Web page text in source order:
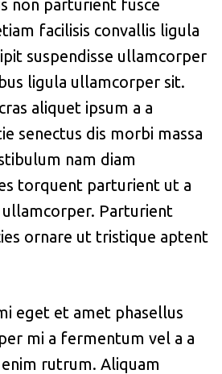
non parturient fusce
facilisis convallis ligula
suspendisse ullamcorper
ligula ullamcorper sit.
aliquet ipsum a a
senectus dis morbi massa
nam diam
torquent parturient ut a
Parturient
ornare ut tristique aptent
eget et amet phasellus
mi a fermentum vel a a
rutrum. Aliquam